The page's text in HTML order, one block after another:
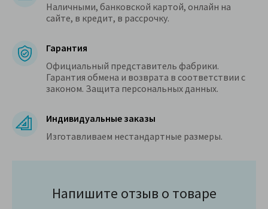
Наличными, банковской картой, онлайн на
сайте, в кредит, в рассрочку.
Гарантия
Официальный представитель фабрики.
Гарантия обмена и возврата в соответствии с
законом. Защита персональных данных.
Индивидуальные заказы
Изготавливаем нестандартные размеры.
Напишите отзыв о товаре